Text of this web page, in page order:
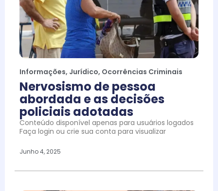
Informações, Jurídico, Ocorrências Criminais
Nervosismo de pessoa
abordada e as decisões
policiais adotadas
Conteúdo disponível apenas para usuários logados
Faça login ou crie sua conta para visualizar
Junho 4, 2025